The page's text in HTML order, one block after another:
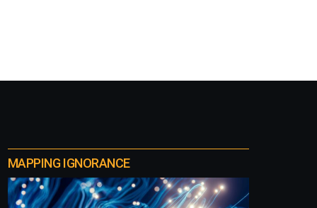
MAPPING IGNORANCE